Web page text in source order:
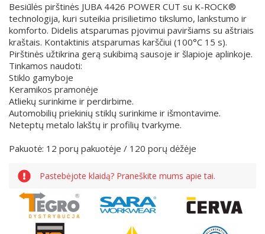
Besiūlės pirštinės JUBA 4426 POWER CUT su K-ROCK®
technologija, kuri suteikia prisilietimo tikslumo, lankstumo ir
komforto. Didelis atsparumas pjovimui paviršiams su aštriais
kraštais. Kontaktinis atsparumas karščiui (100°C 15 s).
Pirštinės užtikrina gerą sukibimą sausoje ir šlapioje aplinkoje.
Tinkamos naudoti:
Stiklo gamyboje
Keramikos pramonėje
Atliekų surinkime ir perdirbime.
Automobilių priekinių stiklų surinkime ir išmontavime.
Neteptų metalo lakštų ir profilių tvarkyme.
Pakuotė: 12 porų pakuotėje / 120 porų dėžėje
Pastebėjote klaidą? Praneškite mums apie tai.